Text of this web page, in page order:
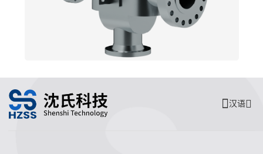
汉语